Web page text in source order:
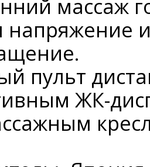
массаж
напряжение
пульт
ЖК-